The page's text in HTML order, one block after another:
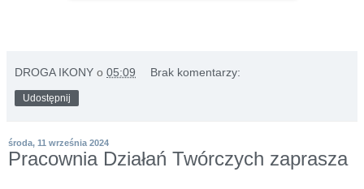
DROGA IKONY o 05:09 Brak komentarzy:
Udostępnij
środa, 11 września 2024
Pracownia Działań Twórczych zaprasza